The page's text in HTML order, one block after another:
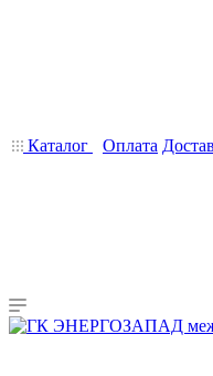
Каталог Оплата